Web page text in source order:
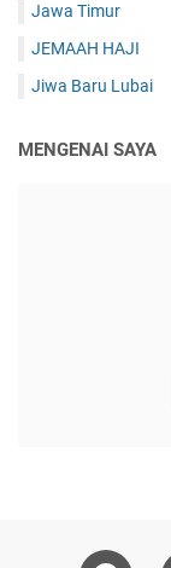
Jawa Timur
JEMAAH HAJI
Jiwa Baru Lubai
MENGENAI SAYA